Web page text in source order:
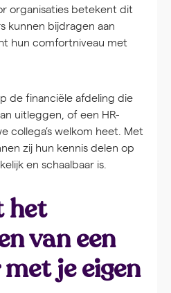
organisaties betekent dit
kunnen bijdragen aan
hun comfortniveau met
de financiële afdeling die
uitleggen, of een HR-
collega’s welkom heet. Met
zij hun kennis delen op
en schaalbaar is.
het
van een
je eigen